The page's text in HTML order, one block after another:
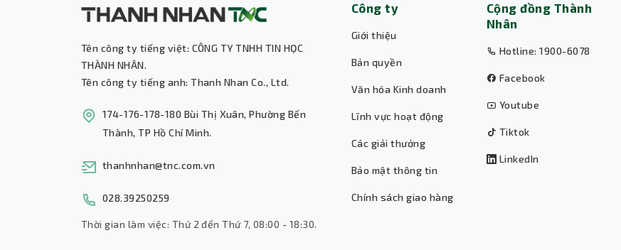
Tên công ty tiếng việt: CÔNG TY TNHH TIN HỌC
THÀNH NHÂN.
Tên công ty tiếng anh: Thanh Nhan Co., Ltd.
174-176-178-180 Bùi Thị Xuân, Phường Bến
Thành, TP Hồ Chí Minh.
thanhnhan@tnc.com.vn
028.39250259
Thời gian làm việc: Thứ 2 đến Thứ 7, 08:00 - 18:30.
Công ty
Giới thiệu
Bản quyền
Văn hóa Kinh doanh
Lĩnh vực hoạt động
Các giải thưởng
Bảo mật thông tin
Chính sách giao hàng
Cộng đồng Thành
Nhân
Hotline: 1900-6078
Facebook
Youtube
Tiktok
LinkedIn